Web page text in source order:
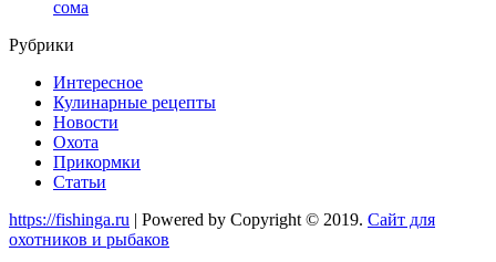
сома
Рубрики
Интересное
Кулинарные рецепты
Новости
Охота
Прикормки
Статьи
https://fishinga.ru | Powered by Copyright © 2019. Сайт для
охотников и рыбаков